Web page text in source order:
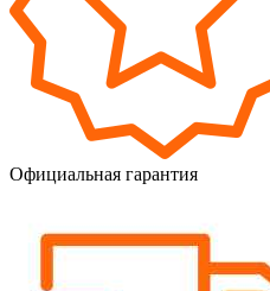
Официальная гарантия